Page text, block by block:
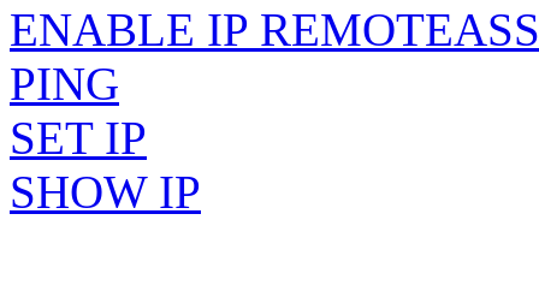
ENABLE IP
PING
SET IP
SHOW IP